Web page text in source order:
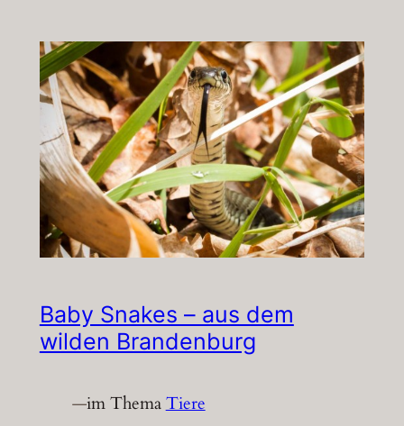
Baby Snakes – aus dem
wilden Brandenburg
—im ThemaTiere